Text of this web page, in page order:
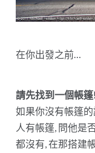
在你出發之前…
請先找到一個帳
如果你沒有帳篷
人有帳篷, 問他是
都沒有, 在那搭建